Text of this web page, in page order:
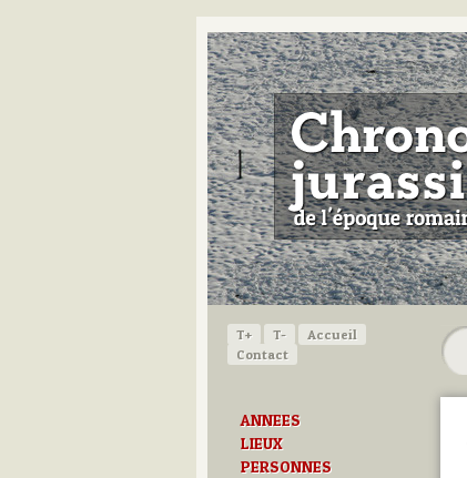
T+ T-
Accueil
Contact
ANNEES
LIEUX
PERSONNES